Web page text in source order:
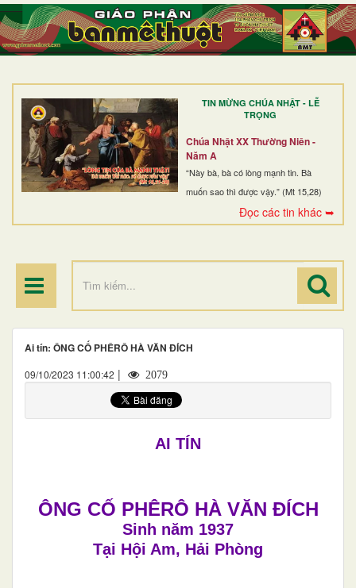
TIN MỪNG CHÚA NHẬT - LỄ
TRỌNG
Chúa Nhật XX Thường Niên -
Năm A
“Này bà, bà có lòng mạnh tin. Bà
muốn sao thì được vậy.” (Mt 15,28)
Đọc các tin khác ➥
TRANG NHẤT
GIỚI THIỆU
DÒNG TU
BAN MỤC VỤ
ĐOÀN THỂ CG
Ai tín: ÔNG CỐ PHÊRÔ HÀ VĂN ĐÍCH
09/10/2023 11:00:42 | 2079
AI TÍN
ÔNG CỐ PHÊRÔ HÀ VĂN ĐÍCH
Sinh năm 1937
Tại Hội Am, Hải Phòng